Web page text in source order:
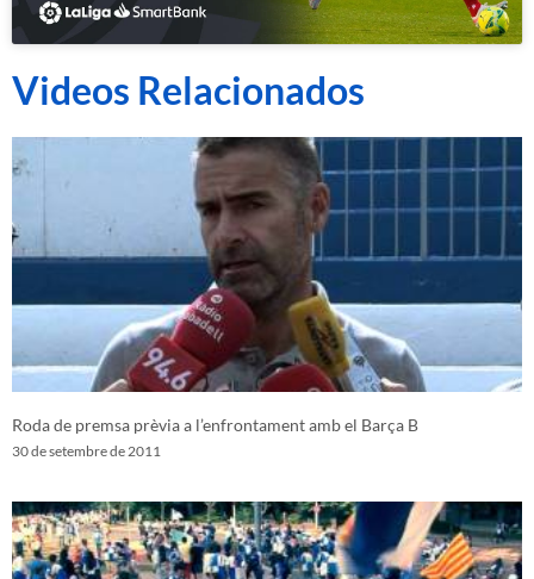
Videos Relacionados
Roda de premsa prèvia a l’enfrontament amb el Barça B
30 de setembre de 2011